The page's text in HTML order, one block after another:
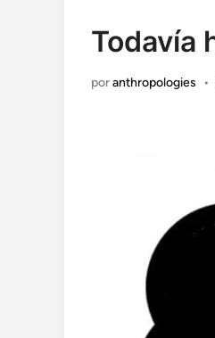
Todavía
poranthropologies •